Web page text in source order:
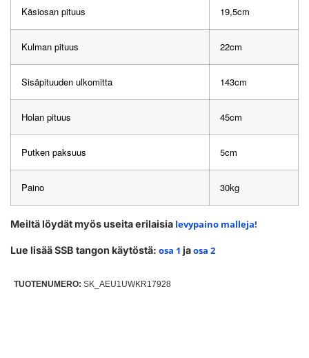
Käsiosan pituus 19,5cm
Kulman pituus 22cm
Sisäpituuden ulkomitta 143cm
Holan pituus 45cm
Putken paksuus 5cm
Paino 30kg
Meiltä löydät myös useita erilaisia levypaino malleja!
Lue lisää SSB tangon käytöstä: osa 1 jaosa 2
TUOTENUMERO: SK_AEU1UWKR17928